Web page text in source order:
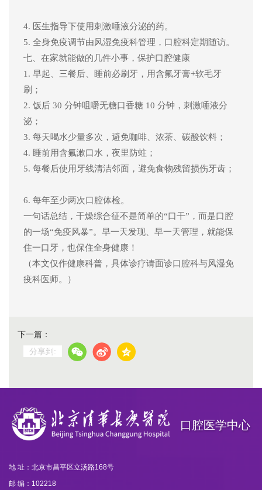
4. 医生指导下使用刺激唾液分泌的药。
5. 全身免疫调节由风湿免疫科管理，口腔科定期随访。
七 、在家就能做的 几件小事 ，保护口腔健康
1. 早起、三餐后、睡前必刷牙，用含氟牙膏+软毛牙
刷；
2. 饭后 30 分钟咀嚼无糖口香糖 10 分钟， 刺激唾液分
泌 ；
3. 每天喝水少量多次，避免咖啡、浓茶、碳酸饮料；
4. 睡前用含氟漱口水，夜里防蛀；
5. 每餐后使用牙线清洁邻面，避免食物残留损伤牙齿 ；
6. 每年至少两次口腔体检。
一句话总结 ， 干燥综合征不是简单的“口干”，而是口腔
的一场“免疫风暴”。早一天发现、早一天管理，就能保
住一口牙，也保住全身健康！
（本文仅作健康科普，具体诊疗请面诊口腔科与风湿免
疫科医师。）
下一篇：
分享到:
口腔医学中心
地 址：北京市昌平区立汤路168号
邮 编：102218